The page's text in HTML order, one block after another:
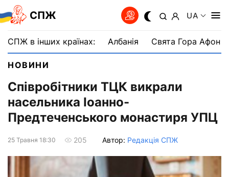
СПЖ UA
СПЖ в інших країнах: Албанія Свята Гора Афон
НОВИНИ
Співробітники ТЦК викрали
насельника Іоанно-
Предтеченського монастиря УПЦ
25 Травня 18:30 205 Автор: Редакція СПЖ